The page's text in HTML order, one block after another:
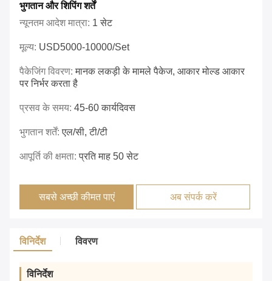
भुगतान और शिपिंग शर्तें
न्यूनतम आदेश मात्रा: 1 सेट
मूल्य: USD5000-10000/set
पैकेजिंग विवरण:मानक लकड़ी के मामले पैकेज, आकार मोल्ड आकार
पर निर्भर करता है
प्रसव के समय: 45-60 कार्यदिवस
भुगतान शर्तें:एल/सी, टी/टी
आपूर्ति की क्षमता:प्रति माह 50 सेट
सबसे अच्छी कीमत पाएं अब संपर्क करें
विनिर्देश विवरण
विनिर्देश